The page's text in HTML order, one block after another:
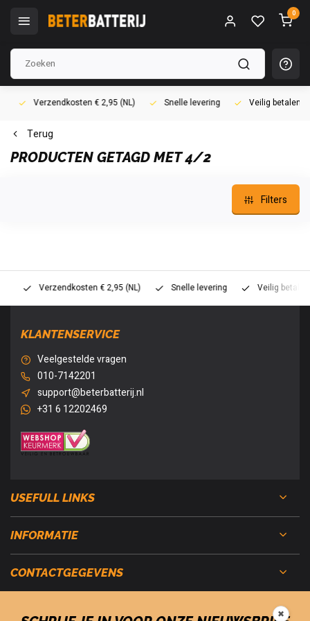
0
Verzendkosten € 2,95 (NL) Snelle levering Veilig betalen
Terug
PRODUCTEN GETAGD MET 4/2
Filters
Verzendkosten € 2,95 (NL) Snelle levering Veilig betalen
KLANTENSERVICE
Veelgestelde vragen
010-7142201
support@beterbatterij.nl
+31 6 12202469
USEFULL LINKS
INFORMATIE
CONTACTGEGEVENS
✖